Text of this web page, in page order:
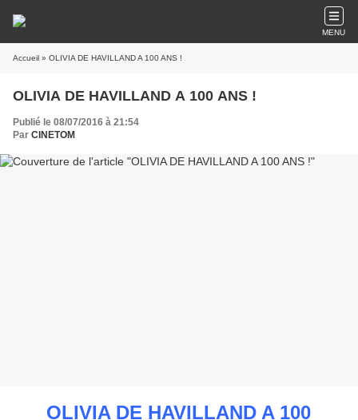
MENU
Accueil » OLIVIA DE HAVILLAND A 100 ANS !
OLIVIA DE HAVILLAND A 100 ANS !
Publié le 08/07/2016 à 21:54
Par CINETOM
OLIVIA DE HAVILLAND A 100